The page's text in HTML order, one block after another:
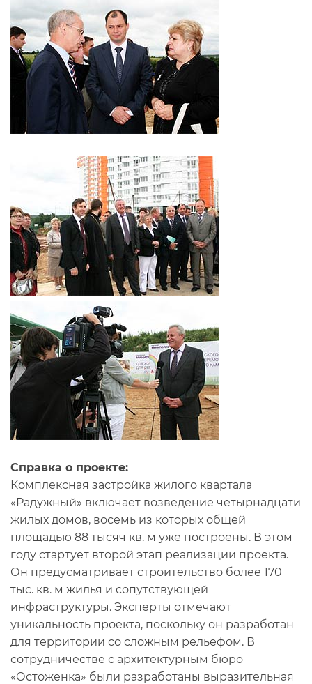
Справка о проекте:
Комплексная застройка жилого квартала
«Радужный» включает возведение четырнадцати
жилых домов, восемь из которых общей
площадью 88 тысяч кв. м уже построены. В этом
году стартует второй этап реализации проекта.
Он предусматривает строительство более 170
тыс. кв. м жилья и сопутствующей
инфраструктуры. Эксперты отмечают
уникальность проекта, поскольку он разработан
для территории со сложным рельефом. В
сотрудничестве с архитектурным бюро
«Остоженка» были разработаны выразительная